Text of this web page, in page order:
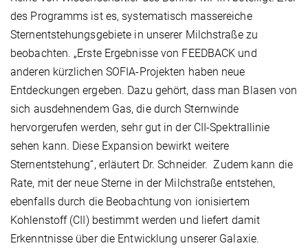
des Programms ist es, systematisch massereiche
Sternentstehungsgebiete in unserer Milchstraße zu
beobachten. „Erste Ergebnisse von FEEDBACK und
anderen kürzlichen SOFIA-Projekten haben neue
Entdeckungen ergeben. Dazu gehört, dass man Blasen von
sich ausdehnendem Gas, die durch Sternwinde
hervorgerufen werden, sehr gut in der CII-Spektrallinie
sehen kann. Diese Expansion bewirkt weitere
Sternentstehung“, erläutert Dr. Schneider. Zudem kann die
Rate, mit der neue Sterne in der Milchstraße entstehen,
ebenfalls durch die Beobachtung von ionisiertem
Kohlenstoff (CII) bestimmt werden und liefert damit
Erkenntnisse über die Entwicklung unserer Galaxie.